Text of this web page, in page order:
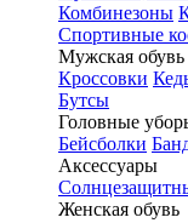
Комбинезоны
Спортивные
Мужская обувь
Кроссовки
Бутсы
Головные
Бейсболки
Аксессуары
Женская обувь